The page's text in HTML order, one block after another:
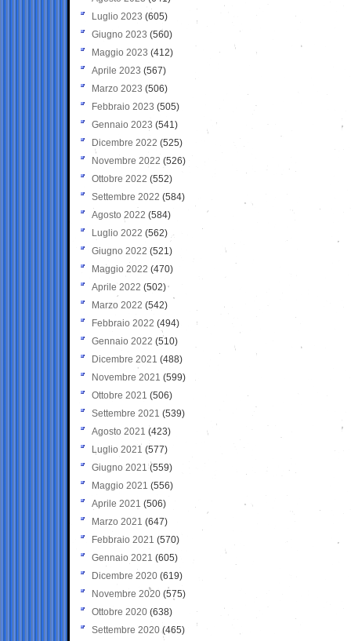
Luglio 2023 (605)
Giugno 2023 (560)
Maggio 2023 (412)
Aprile 2023 (567)
Marzo 2023 (506)
Febbraio 2023 (505)
Gennaio 2023 (541)
Dicembre 2022 (525)
Novembre 2022 (526)
Ottobre 2022 (552)
Settembre 2022 (584)
Agosto 2022 (584)
Luglio 2022 (562)
Giugno 2022 (521)
Maggio 2022 (470)
Aprile 2022 (502)
Marzo 2022 (542)
Febbraio 2022 (494)
Gennaio 2022 (510)
Dicembre 2021 (488)
Novembre 2021 (599)
Ottobre 2021 (506)
Settembre 2021 (539)
Agosto 2021 (423)
Luglio 2021 (577)
Giugno 2021(559)
Maggio 2021 (556)
Aprile 2021 (506)
Marzo 2021 (647)
Febbraio 2021 (570)
Gennaio 2021 (605)
Dicembre 2020 (619)
Novembre 2020 (575)
Ottobre 2020 (638)
Settembre 2020(465)